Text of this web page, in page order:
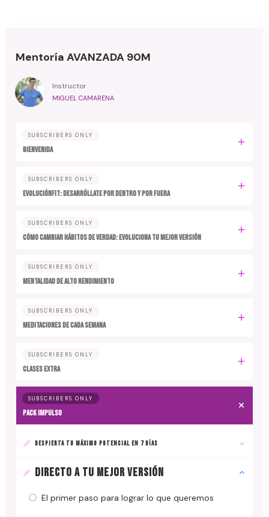
Mentoría AVANZADA 90M
Instructor
MIGUEL CAMARENA
SUBSCRIBERS ONLY
BIENVENIDA
SUBSCRIBERS ONLY
EvoluciónFit: desarróllate por dentro y por fuera
SUBSCRIBERS ONLY
Cómo cambiar hábitos de verdad: evoluciona tu mejor versión
SUBSCRIBERS ONLY
MENTALIDAD DE ALTO RENDIMIENTO
SUBSCRIBERS ONLY
MEDITACIONES DE CADA SEMANA
SUBSCRIBERS ONLY
CLASES EXTRA
SUBSCRIBERS ONLY
PACK IMPULSO
DESPIERTA TU MÁXIMO POTENCIAL EN 7 DÍAS
DIRECTO A TU MEJOR VERSIÓN
El primer paso para lograr lo que queremos